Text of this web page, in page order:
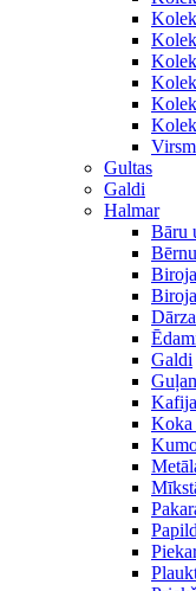
Gultas
Galdi
Halmar
Bāru
Galdi
Koka